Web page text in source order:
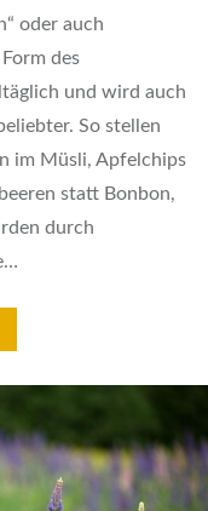
oder auch
des
und wird auch
So stellen
im Müsli, Apfelchips
statt Bonbon,
durch